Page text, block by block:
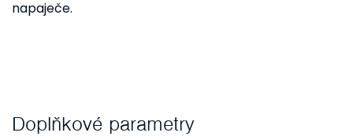
napaječe.
Doplňkové parametry